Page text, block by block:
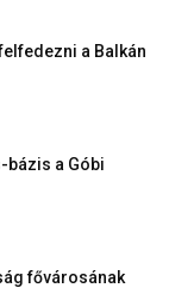
a Balkán
bázis a Góbi
fővárosának